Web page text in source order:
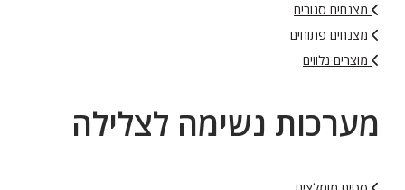
מצנחים סגורים
מצנחים פתוחים
מוצרים נלווים
מערכות נשימה לצלילה